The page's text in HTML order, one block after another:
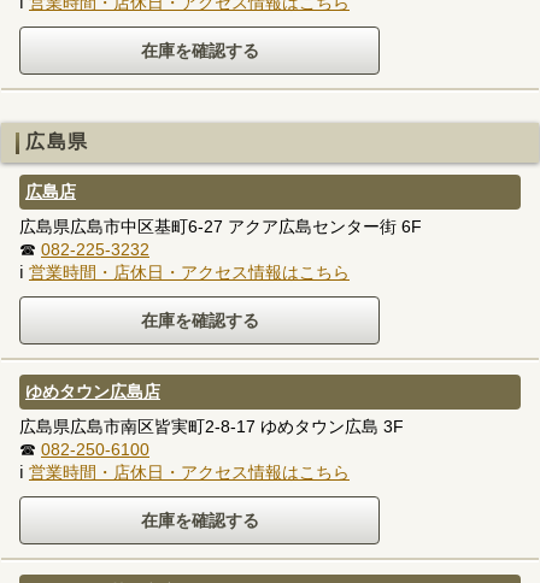
広島県
広島店
広島県広島市中区基町6-27 アクア広島センター街 6F
☎ 082-225-3232
ℹ 営業時間・店休日・アクセス情報はこちら
ゆめタウン広島店
広島県広島市南区皆実町2-8-17 ゆめタウン広島 3F
☎ 082-250-6100
ℹ 営業時間・店休日・アクセス情報はこちら